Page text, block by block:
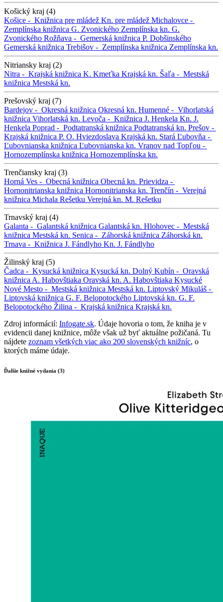
Košický kraj (4)
Košice - Knižnica pre mládež Kn. pre mládež Michalovce -
Zemplínska knižnica G. Zvonického Zemplínska kn. G.
Zvonického Rožňava - Gemerská knižnica P. Dobšinského
Gemerská knižnica Trebišov - Zemplínska knižnica Zemplínska kn.
Nitriansky kraj (2)
Nitra - Krajská knižnica K. Kmeťka Krajská kn. Šaľa - Mestská
knižnica Mestská kn.
Prešovský kraj (7)
Bardejov - Okresná knižnica Okresná kn. Humenné - Vihorlatská
knižnica Vihorlatská kn. Levoča - Knižnica J. Henkela Kn. J.
Henkela Poprad - Podtatranská knižnica Podtatranská kn. Prešov -
Krajská knižnica P. O. Hviezdoslava Krajská kn. Stará Ľubovňa -
Ľubovnianska knižnica Ľubovnianska kn. Vranov nad Topľou -
Hornozemplínska knižnica Hornozemplínska kn.
Trenčiansky kraj (3)
Horná Ves - Obecná knižnica Obecná kn. Prievidza -
Hornonitrianska knižnica Hornonitrianska kn. Trenčín - Verejná
knižnica Michala Rešetku Verejná kn. M. Rešetku
Trnavský kraj (4)
Galanta - Galantská knižnica Galantská kn. Hlohovec - Mestská
knižnica Mestská kn. Senica - Záhorská knižnica Záhorská kn.
Trnava - Knižnica J. Fándlyho Kn. J. Fándlyho
Žilinský kraj (5)
Čadca - Kysucká knižnica Kysucká kn. Dolný Kubín - Oravská
knižnica A. Habovštiaka Oravská kn. A. Habovštiaka Kysucké
Nové Mesto - Mestská knižnica Mestská kn. Liptovský Mikuláš -
Liptovská knižnica G. F. Belopotockého Liptovská kn. G. F.
Belopotockého Žilina - Krajská knižnica Krajská kn.
Zdroj informácií: Infogate.sk. Údaje hovoria o tom, že kniha je v
evidencii danej knižnice, môže však už byť aktuálne požičaná. Tu
nájdete zoznam všetkých viac ako 200 slovenských knižníc, o
ktorých máme údaje.
Ďalšie knižné vydania (3)